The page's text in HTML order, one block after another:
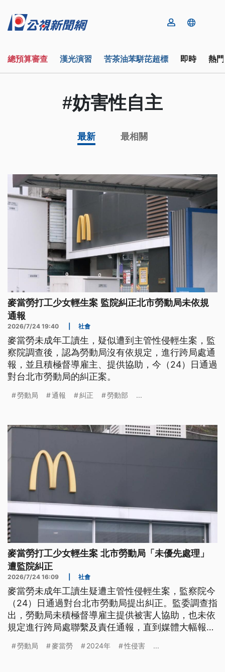
總預算審查 漢光演習 苦茶油苯駢芘超標 即時 熱
#妨害性自主
最新 最相關
麥當勞打工少女輕生案 監院糾正北市勞動局未依規
通報
2026/7/24 19:40 社會
麥當勞未成年工讀生，疑似遭到主管性侵輕生案，監
察院調查後，認為勞動局沒有依規定，進行跨局處通
報，並且積極督導雇主、提供協助，今（24）日通過
對台北市勞動局的糾正案。
勞動局 通報 糾正 勞動部 ...
麥當勞打工少女輕生案 北市勞動局「未優先處理」
遭監院糾正
2026/7/24 16:09 社會
麥當勞未成年工讀生疑遭主管性侵輕生案，監察院今
（24）日通過對台北市勞動局提出糾正。監委調查指
出，勞動局未積極督導雇主提供被害人協助，也未依
規定進行跨局處聯繫及責任通報，直到媒體大幅報導
元，核有怠失。
勞動局 麥當勞 2024年 性侵害 ...